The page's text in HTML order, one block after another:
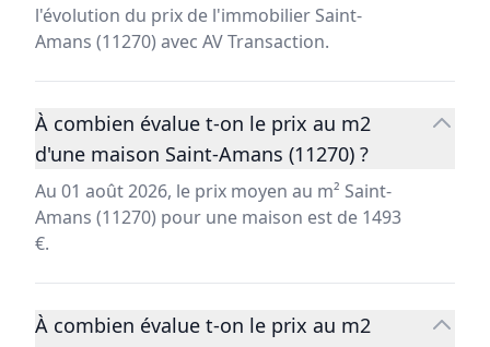
l'évolution du prix de l'immobilier Saint-
Amans (11270) avec AV Transaction.
À combien évalue t-on le prix au m2
d'une maison Saint-Amans (11270) ?
Au 01 août 2026, le prix moyen au m² Saint-
Amans (11270) pour une maison est de 1493
€.
À combien évalue t-on le prix au m2